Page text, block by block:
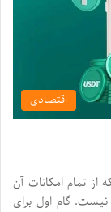
اقتصادی
تمام امکانات آن
گام اول برای